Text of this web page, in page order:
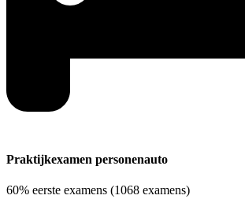
Praktijkexamen personenauto
60% eerste examens (1068 examens)